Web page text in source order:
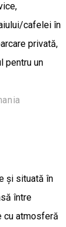
cafelei în
privată,
pentru un
și situată în
între
cu atmosferă